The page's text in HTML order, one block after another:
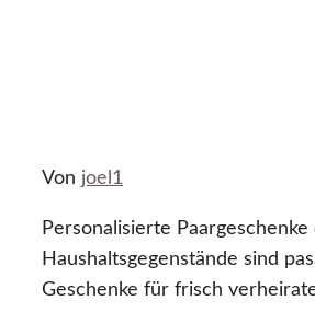
Von joel1
Personalisierte Paargeschenke
Haushaltsgegenstände sind
Geschenke für frisch